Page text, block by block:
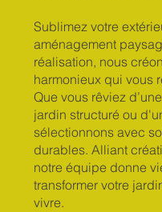
Sublimez votre
aménagement
réalisation, nous
harmonieux qui vous
Que vous rêviez
jardin structuré ou
sélectionnons avec
durables. Alliant
notre équipe donne
transformer votre
vivre.